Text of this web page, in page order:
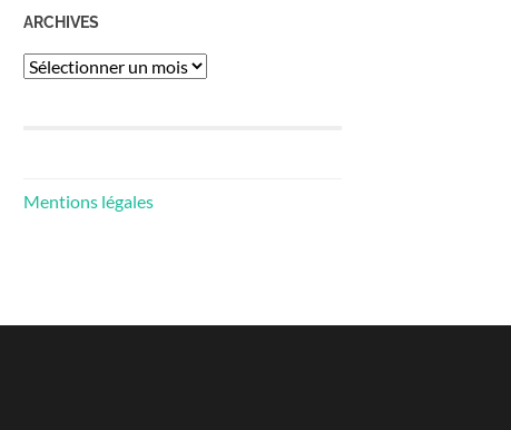
ARCHIVES
Archives
Mentions légales